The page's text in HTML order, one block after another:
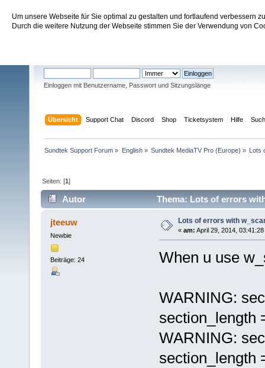
Um unsere Webseite für Sie optimal zu gestalten und fortlaufend verbessern
Durch die weitere Nutzung der Webseite stimmen Sie der Verwendung von
Sundtek Support Forum
Einloggen mit Benutzername, Passwort und Sitzungslänge
Übersicht Support Chat Discord Shop Ticketsystem Hilfe
Sundtek Support Forum » English» Sundtek MediaTV Pro (Europe) » Lots
Seiten: [1]
Autor Thema: Lots of errors
jteeuw
Newbie
Beiträge: 24
Lots of errors with
« am: April 29, 2014,
When u use
WARNING:
section_length
WARNING:
section_length